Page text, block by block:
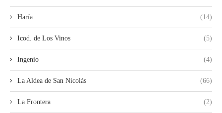
Haría (14)
Icod. de Los Vinos (5)
Ingenio (4)
La Aldea de San Nicolás (66)
La Frontera (2)